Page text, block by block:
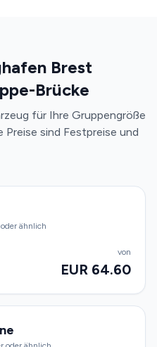
Brest
Brücke
für Ihre Gruppengröße
sind Festpreise und
ähnlich
von
EUR 64.60